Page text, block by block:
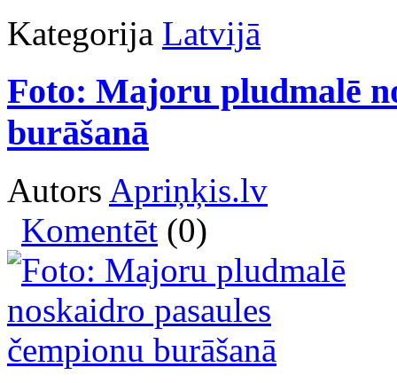
Kategorija Latvijā
Foto: Majoru pludmalē
burāšanā
Autors Apriņķis.lv
Komentēt (0)